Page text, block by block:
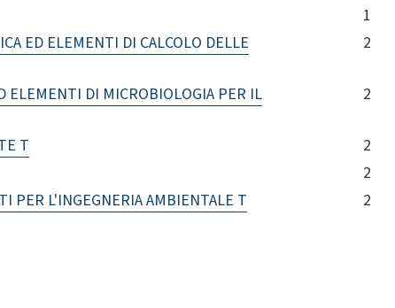
1
ED ELEMENTI DI CALCOLO DELLE
2
ELEMENTI DI MICROBIOLOGIA PER IL
2
T 2
2
PER L'INGEGNERIA AMBIENTALE T 2